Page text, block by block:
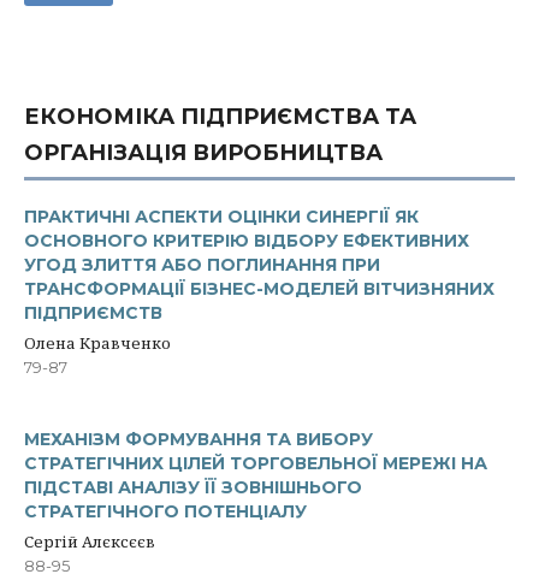
ЕКОНОМІКА ПІДПРИЄМСТВА ТА
ОРГАНІЗАЦІЯ ВИРОБНИЦТВА
ПРАКТИЧНІ АСПЕКТИ ОЦІНКИ СИНЕРГІЇ ЯК
ОСНОВНОГО КРИТЕРІЮ ВІДБОРУ ЕФЕКТИВНИХ
УГОД ЗЛИТТЯ АБО ПОГЛИНАННЯ ПРИ
ТРАНСФОРМАЦІЇ БІЗНЕС-МОДЕЛЕЙ ВІТЧИЗНЯНИХ
ПІДПРИЄМСТВ
Олена Кравченко
79-87
МЕХАНІЗМ ФОРМУВАННЯ ТА ВИБОРУ
СТРАТЕГІЧНИХ ЦІЛЕЙ ТОРГОВЕЛЬНОЇ МЕРЕЖІ НА
ПІДСТАВІ АНАЛІЗУ ЇЇ ЗОВНІШНЬОГО
СТРАТЕГІЧНОГО ПОТЕНЦІАЛУ
Сергій Алєксєєв
88-95